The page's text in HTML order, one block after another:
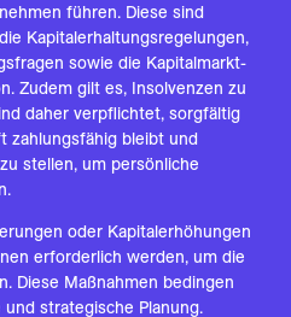
führen. Diese sind
Kapitalerhaltungsregelungen,
sowie die Kapitalmarkt-
Zudem gilt es, Insolvenzen zu
daher verpflichtet, sorgfältig
zahlungsfähig bleibt und
stellen, um persönliche
oder Kapitalerhöhungen
erforderlich werden, um die
Diese Maßnahmen bedingen
strategische Planung.